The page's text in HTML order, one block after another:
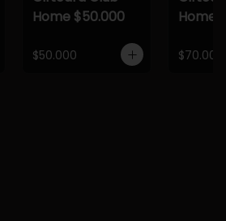
Home $50.000
$50.000
Home
$70.000